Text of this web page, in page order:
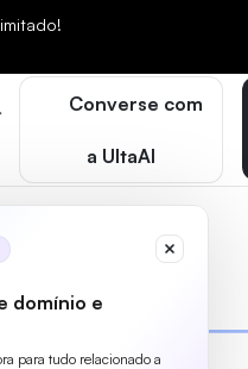
Converse com
a UltaAI
domínio e
para tudo relacionado a